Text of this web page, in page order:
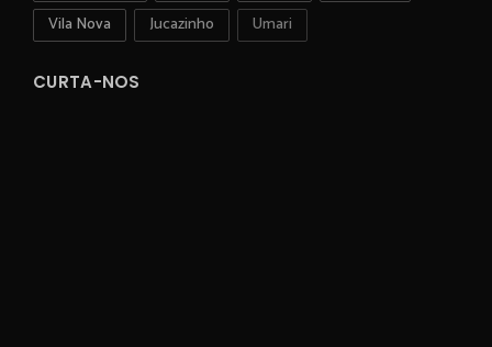
Vila Nova
Jucazinho Umari
CURTA-NOS